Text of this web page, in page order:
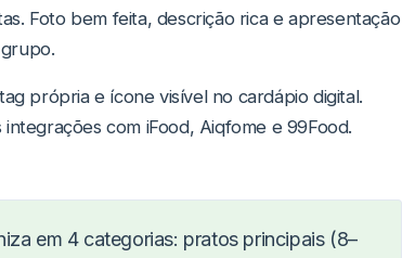
Foto bem feita, descrição rica e apresentação
própria e ícone visível no cardápio digital.
com iFood, Aiqfome e 99Food.
em 4 categorias: pratos principais (8–